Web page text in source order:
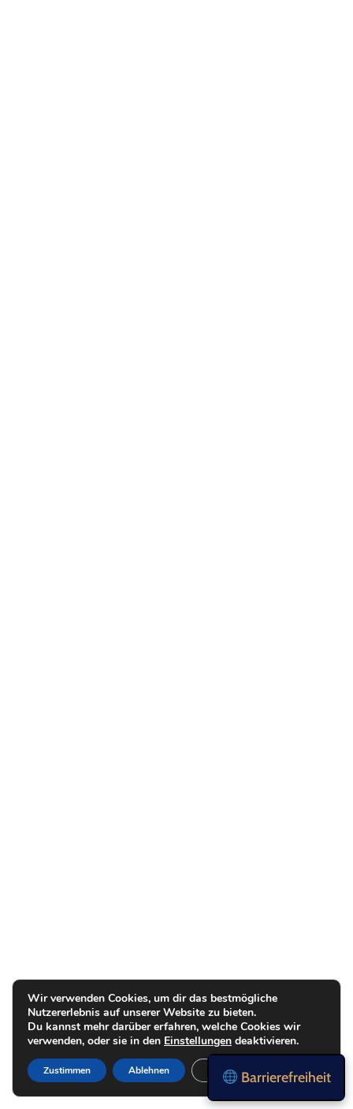
Barrierefreiheit
Wir verwenden Cookies, um dir das bestmögliche
Nutzererlebnis auf unserer Website zu bieten.
Du kannst mehr darüber erfahren, welche Cookies wir
verwenden, oder sie in den Einstellungen deaktivieren.
Zustimmen Ablehnen Einstellungen